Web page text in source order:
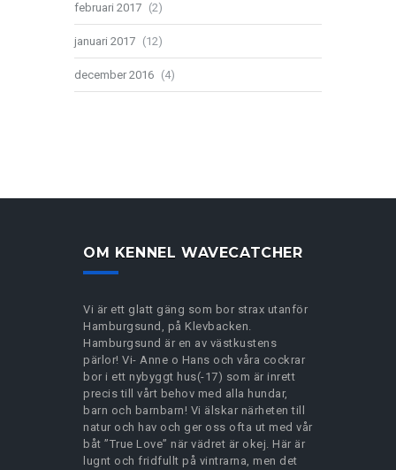
februari 2017 (2)
januari 2017 (12)
december 2016 (4)
OM KENNEL WAVECATCHER
Vi är ett glatt gäng som bor strax utanför
Hamburgsund, på Klevbacken.
Hamburgsund är en av västkustens
pärlor! Vi- Anne o Hans och våra cockrar
bor i ett nybyggt hus(-17) som är inrett
precis till vårt behov med alla hundar,
barn och barnbarn! Vi älskar närheten till
natur och hav och ger oss ofta ut med vår
båt ”True Love” när vädret är okej. Här är
lugnt och fridfullt på vintrarna, men det